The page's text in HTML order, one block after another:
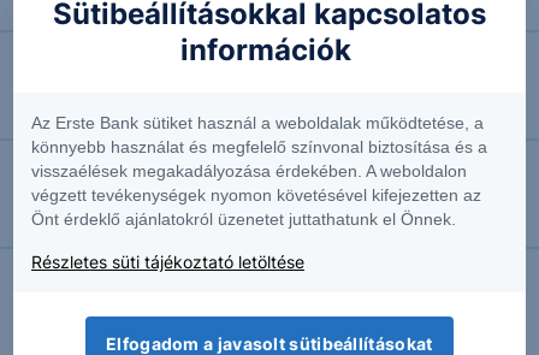
Négyhavi mélyponton a forint
EURUSD: munkapiaci jelentésre várva
2026.08.07. 10:37
Megint emelkedésben az olaj
További Erste elemzések
Sütibeállításokkal kapcsolatos
információk
Az Erste Bank sütiket használ a weboldalak működtetése, a
könnyebb használat és megfelelő színvonal biztosítása és a
visszaélések megakadályozása érdekében. A weboldalon
végzett tevékenységek nyomon követésével kifejezetten az
Önt érdeklő ajánlatokról üzenetet juttathatunk el Önnek.
Részletes süti tájékoztató letöltése
Elfogadom a javasolt sütibeállításokat